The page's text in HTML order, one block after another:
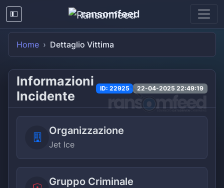
ransomfeed
Home Dettaglio Vittima
Informazioni
Incidente
ID: 22925 22-04-2025 22:49:19
Organizzazione
Jet Ice
Gruppo Criminale